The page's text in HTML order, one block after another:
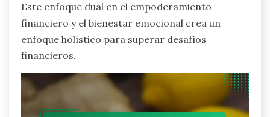
Este enfoque dual en el empoderamiento
financiero y el bienestar emocional crea un
enfoque holístico para superar desafíos
financieros.